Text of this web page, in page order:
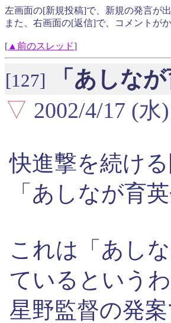
左画面の[新規投稿]で、新規の発言が出
また、右画面の[返信]で、コメントがか
[ ▲前のスレッド]
[127]
「あしな
▽ 2002/4/17 (水
快進撃を続け
「あしなが育
これは「あし
ているという
星野監督の発